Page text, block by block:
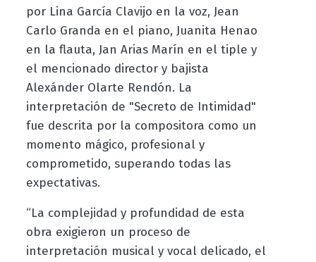
por Lina García Clavijo en la voz, Jean
Carlo Granda en el piano, Juanita Henao
en la flauta, Jan Arias Marín en el tiple y
el mencionado director y bajista
Alexánder Olarte Rendón. La
interpretación de "Secreto de Intimidad"
fue descrita por la compositora como un
momento mágico, profesional y
comprometido, superando todas las
expectativas.
“La complejidad y profundidad de esta
obra exigieron un proceso de
interpretación musical y vocal delicado, el